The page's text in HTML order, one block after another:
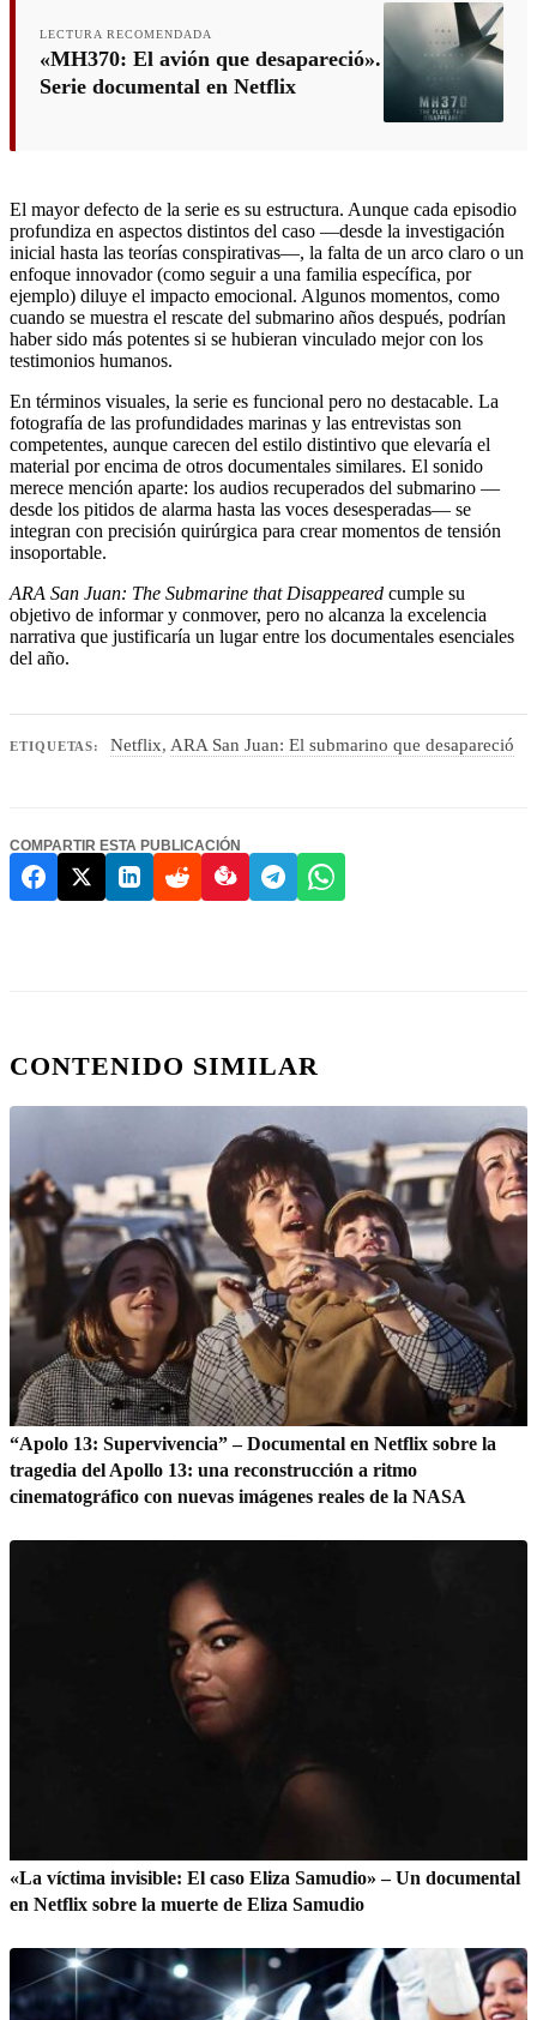
LECTURA RECOMENDADA
«MH370: El avión que desapareció».
Serie documental en Netflix
El mayor defecto de la serie es su estructura. Aunque cada episodio
profundiza en aspectos distintos del caso —desde la investigación
inicial hasta las teorías conspirativas—, la falta de un arco claro o un
enfoque innovador (como seguir a una familia específica, por
ejemplo) diluye el impacto emocional. Algunos momentos, como
cuando se muestra el rescate del submarino años después, podrían
haber sido más potentes si se hubieran vinculado mejor con los
testimonios humanos.
En términos visuales, la serie es funcional pero no destacable. La
fotografía de las profundidades marinas y las entrevistas son
competentes, aunque carecen del estilo distintivo que elevaría el
material por encima de otros documentales similares. El sonido
merece mención aparte: los audios recuperados del submarino —
desde los pitidos de alarma hasta las voces desesperadas— se
integran con precisión quirúrgica para crear momentos de tensión
insoportable.
ARA San Juan: The Submarine that Disappeared cumple su
objetivo de informar y conmover, pero no alcanza la excelencia
narrativa que justificaría un lugar entre los documentales esenciales
del año.
ETIQUETAS: Netflix, ARA San Juan: El submarino que desapareció
COMPARTIR ESTA PUBLICACIÓN
CONTENIDO SIMILAR
“Apolo 13: Supervivencia” – Documental en Netflix sobre la
tragedia del Apollo 13: una reconstrucción a ritmo
cinematográfico con nuevas imágenes reales de la NASA
«La víctima invisible: El caso Eliza Samudio» – Un documental
en Netflix sobre la muerte de Eliza Samudio